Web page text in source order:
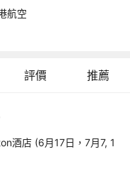
航空
評價 推薦
酒店 (6月17日，7月7, 1